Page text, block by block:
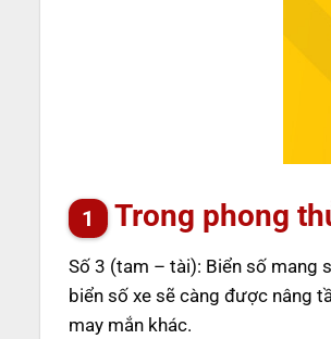
Trong phong
Số 3 (tam – tài): Biển số mang
biển số xe sẽ càng được nâng
may mắn khác.